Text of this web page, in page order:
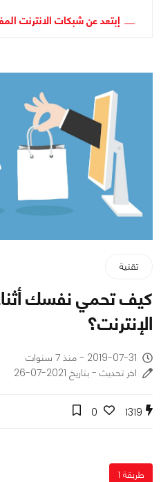
إبتعد عن شبكات الانترنت
تقنية
كيف تحمي نفسك
الإنترنت؟
2019-07-31 - منذ 7 سنوات
اخر تحديث - بتاريخ 2021-07-26
1319
0
طريقة 1